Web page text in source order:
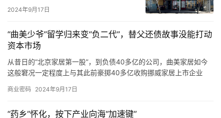
2024年9月17日
“曲美少爷”留学归来变“负二代”，替父还债故事没能打动
资本市场
从昔日的“北京家居第一股”，到负债40多亿的公司，曲美家居如今
这般窘况一定程度上与其此前豪掷40多亿收购挪威家居上市企业
根据曲美家居中报援引中国家具业协会、国家统计局及中国海关总
计完成营业收入3101.80亿元，同比增长5%，这意味着曲美家居上
商业密码 2024年9月17日
“药乡”怀化，按下产业向海“加速键”